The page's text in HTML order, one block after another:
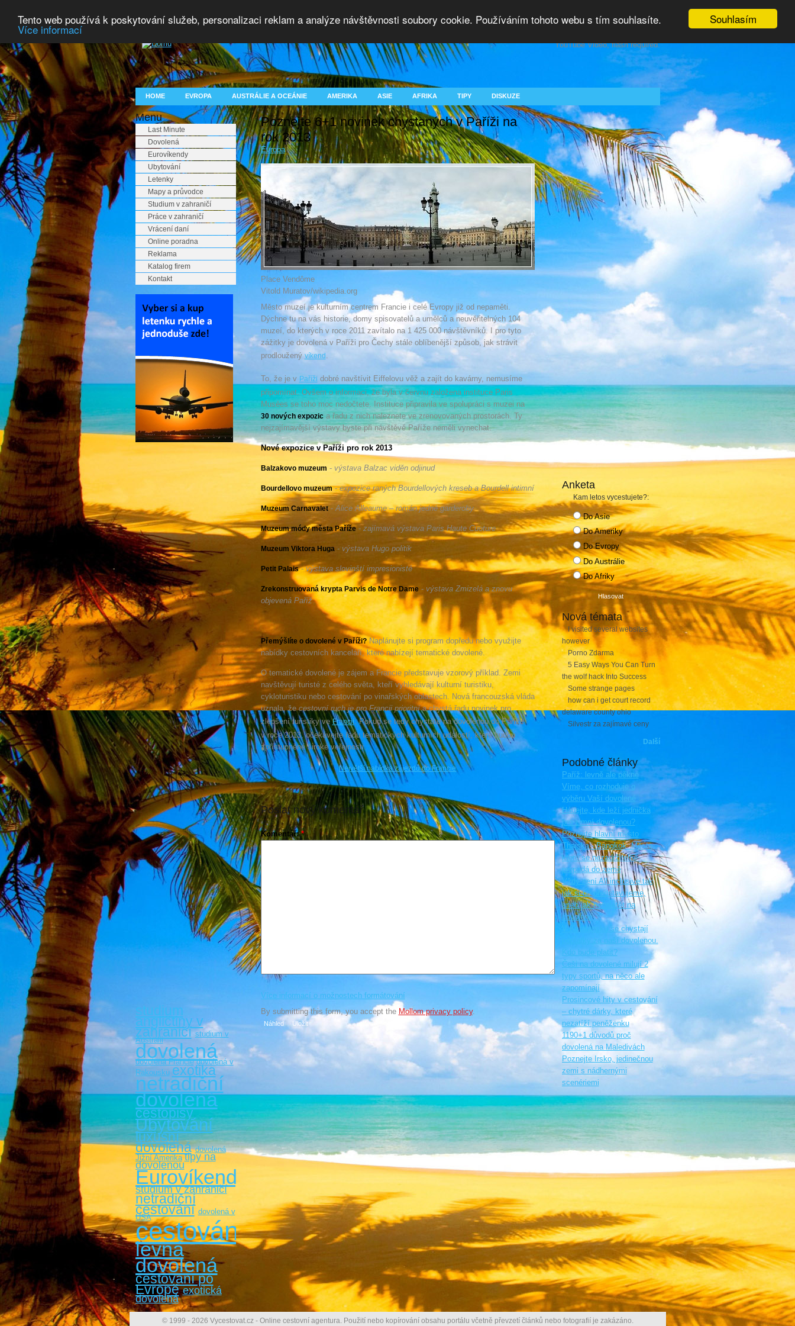
Souhlasím
Tento web používá k poskytování služeb, personalizaci reklam a analýze návštěvnosti soubory cookie. Používáním tohoto webu s tím souhlasíte.
Více informací
YouTube Video, flash required.
HOME EVROPA AUSTRÁLIE A OCEÁNIE AMERIKA ASIE AFRIKA TIPY DISKUZE
Menu
Last Minute
Dovolená
Eurovíkendy
Ubytování
Letenky
Mapy a průvodce
Studium v zahraničí
Práce v zahraničí
Vrácení daní
Online poradna
Reklama
Katalog firem
Kontakt
studium
angličtiny v
zahraničí studium v
Austrálii
dovolená
dovolená Francie dovolená v
Rakousku exotika
netradiční
dovolená
cestopisy
Ubytování
luxusní
dovolená dovolená
Jižní Amerika tipy na
dovolenou
Eurovíkendy
studium v zahraničí
netradiční
cestování dovolená v
USA
cestování
levná
dovolená
cestovaní po
Evropě exotická
dovolená
Anketa
Kam letos vycestujete?:
Do Asie
Do Ameriky
Do Evropy
Do Austrálie
Do Afriky
Nová témata
I visited several websites
however
Porno Zdarma
5 Easy Ways You Can Turn
the wolf hack Into Success
Some strange pages
how can i get court record
delaware county ohio
Silvestr za zajímavé ceny
Další
Podobné články
Paříž: levně ale pěkně
Víme, co rozhoduje o
výběru Vaší dovolené
Hádejte, kde leží jednička
pro zimní dovolenou?
Poznejte hlavní město
Thajska - Bangkok. Město,
které se nezadržitelně
propadá do země
Vždy není All inclusive tak
jak si ho představujeme,
aneb jak nenaletět na
dovolené
V Katalánsku se chystají
poplatky za naší dovolenou.
Kdo bude platit?
Češi na dovolené milují 2
typy sportů, na něco ale
zapomínají
Prosincové hity v cestování
– chytré dárky, které
nezatíží peněženku
1190+1 důvodů proč
dovolená na Maledivách
Poznejte Irsko, jedinečnou
zemi s nádhernými
scenériemi
Poznejte 6+1 novinek chystaných v Paříži na
rok 2013
Evropa
Place Vendôme
Vitold Muratov/wikipedia.org
Město muzeí je kulturním centrem Francie i celé Evropy již od nepaměti.
Dýchne tu na vás historie, domy spisovatelů a umělců a neuvěřitelných 104
muzeí, do kterých v roce 2011 zavítalo na 1 425 000 návštěvníků. I pro tyto
zážitky je dovolená v Paříži pro Čechy stále oblíbenější způsob, jak strávit
prodlouženývíkend .
To, že je v Paříži dobré navštívit Eiffelovu věž a zajít do kavárny, nemusíme
připomínat. Ovšem o informaci, že byla v červnu založena instituce Paris
Musées se toho moc nedočtete. Instituce připravila ve spolupráci s muzei na
30 nových expozica řadu z nich naleznete ve zrenovovaných prostorách. Ty
nejzajímavější výstavy byste při návštěvě Paříže neměli vynechat.
Nové expozice v Paříži pro rok 2013
Balzakovo muzeum - výstava Balzac viděn odjinud
Bourdellovo muzeum-expozice raných Bourdellových kreseb a Bourdell intimní
Muzeum Carnavalet-Alice Alleaume – román jedné garderoby
Muzeum módy města Paříže-zajímavá výstava Paris Haute Cuoture
Muzeum Viktora Huga- výstava Hugo politik
Petit Palais-výstava slovinští impresionisté
Zrekonstruovaná krypta Parvis de Notre Dame- výstava Zmizelá a znovu
objevená Paříž
Přemýšlíte o dovolené v Paříži?Naplánujte si program dopředu nebo využijte
nabídky cestovních kanceláří, které nabízejí tematické dovolené.
O tematické dovolené je zájem a Francie představuje vzorový příklad. Zemi
navštěvují turisté z celého světa, kteří vyhledávají kulturní turistiku,
cykloturistiku nebo cestování po vinařských oblastech. Nová francouzská vláda
uznala, žecestovní ruch je pro Francii prioritnía chystá řadu novinek pro
zlepšení turistiky veFrancii. Pokud se tedy chystáte na dovolenou do Paříže
v roce 2013, očekávejte řadu tematických kulturních událostí, které budou
zpřístupněné široké veřejnosti.
Největší nabídka zájezdů do Francie
Poslat nový komentář
Komentář:*
Více informací o možnostech formátování
By submitting this form, you accept the Mollom privacy policy.
© 1999 - 2026 Vycestovat.cz - Online cestovní agentura. Použití nebo kopírování obsahu portálu včetně převzetí článků nebo fotografií je zakázáno.